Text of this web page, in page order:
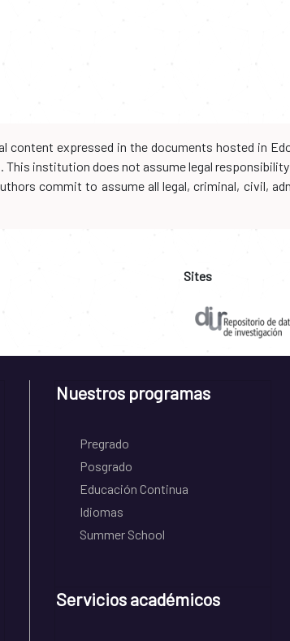
content expressed in the documents hosted in
This institution does not assume legal
commit to assume all legal, criminal, civil,
Sites
Nuestros programas
Pregrado
Posgrado
Educación Continua
Idiomas
Summer School
Servicios académicos